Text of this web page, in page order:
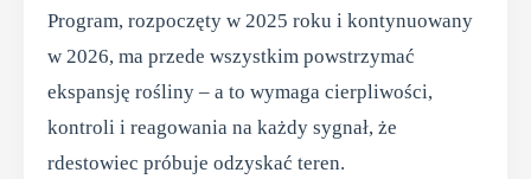
Program, rozpoczęty w 2025 roku i kontynuowany
w 2026, ma przede wszystkim powstrzymać
ekspansję rośliny – a to wymaga cierpliwości,
kontroli i reagowania na każdy sygnał, że
rdestowiec próbuje odzyskać teren.